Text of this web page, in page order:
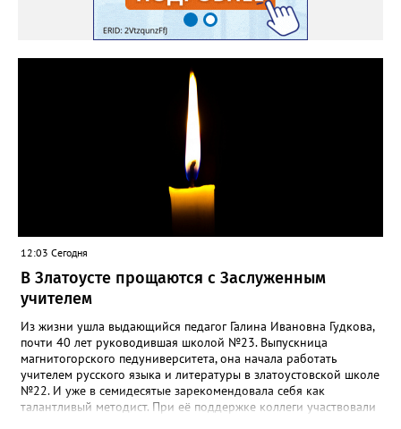
12:03 Сегодня
В Златоусте прощаются с Заслуженным
учителем
Из жизни ушла выдающийся педагог Галина Ивановна Гудкова,
почти 40 лет руководившая школой №23. Выпускница
магнитогорского педуниверситета, она начала работать
учителем русского языка и литературы в златоустовской школе
№22. И уже в семидесятые зарекомендовала себя как
талантливый методист. При её поддержке коллеги участвовали